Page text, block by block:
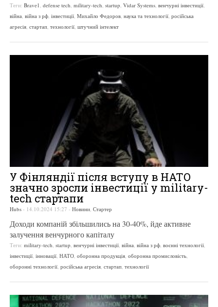
Теги: Brave1 defense tech military-tech startup Vidar Systems венчурні інвестиції
війна війна з рф інвестиції Михайло Федоров наука та технології російська
агресія стартап технології штучний інтелект
У Фінляндії після вступу в НАТО
значно зросли інвестиції у military-
tech стартапи
Hubs - 14.10.2024 15:27 - Новини, Стартер
Доходи компаній збільшились на 30-40%, йде активне
залучення венчурного капіталу
Теги: military-tech, startup, венчурні інвестиції, війна, війна з рф, воєнні технології,
інвестиції, інновації, НАТО, оборонна продукція, оборонна промисловість,
оборонні технології, російська агресія, стартап, технології